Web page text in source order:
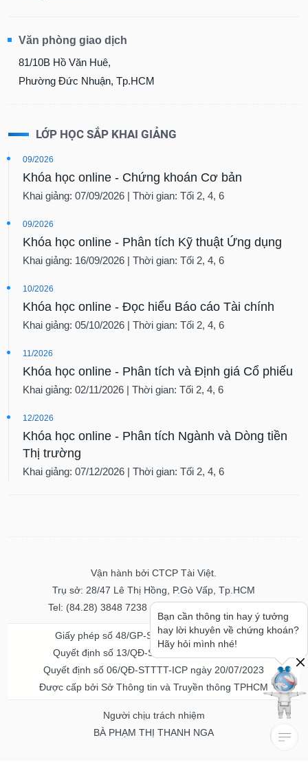
Văn phòng giao dịch
81/10B Hồ Văn Huê,
Phường Đức Nhuận, Tp.HCM
LỚP HỌC SẮP KHAI GIẢNG
09/2026
Khóa học online - Chứng khoán Cơ bản
Khai giảng: 07/09/2026 | Thời gian: Tối 2, 4, 6
09/2026
Khóa học online - Phân tích Kỹ thuật Ứng dụng
Khai giảng: 16/09/2026 | Thời gian: Tối 2, 4, 6
10/2026
Khóa học online - Đọc hiểu Báo cáo Tài chính
Khai giảng: 05/10/2026 | Thời gian: Tối 2, 4, 6
11/2026
Khóa học online - Phân tích và Định giá Cổ phiếu
Khai giảng: 02/11/2026 | Thời gian: Tối 2, 4, 6
12/2026
Khóa học online - Phân tích Ngành và Dòng tiền
Thị trường
Khai giảng: 07/12/2026 | Thời gian: Tối 2, 4, 6
Vận hành bởi CTCP Tài Việt.
Trụ sở: 28/47 Lê Thị Hồng, P.Gò Vấp, Tp.HCM
Tel: (84.28) 3848 7238 - Fax: (84.28) 3848 7237
Giấy phép số 48/GP-STTTT ngày 04/11/2016
Quyết định số 13/QĐ-STTTT ngày 02/11/2017
Quyết định số 06/QĐ-STTTT-ICP ngày 20/07/2023
Được cấp bởi Sở Thông tin và Truyền thông TPHCM
Người chịu trách nhiệm
BÀ PHẠM THỊ THANH NGA
Bạn cần thông tin hay ý tưởng
hay lời khuyên về chứng khoán?
Hãy hỏi mình nhé!